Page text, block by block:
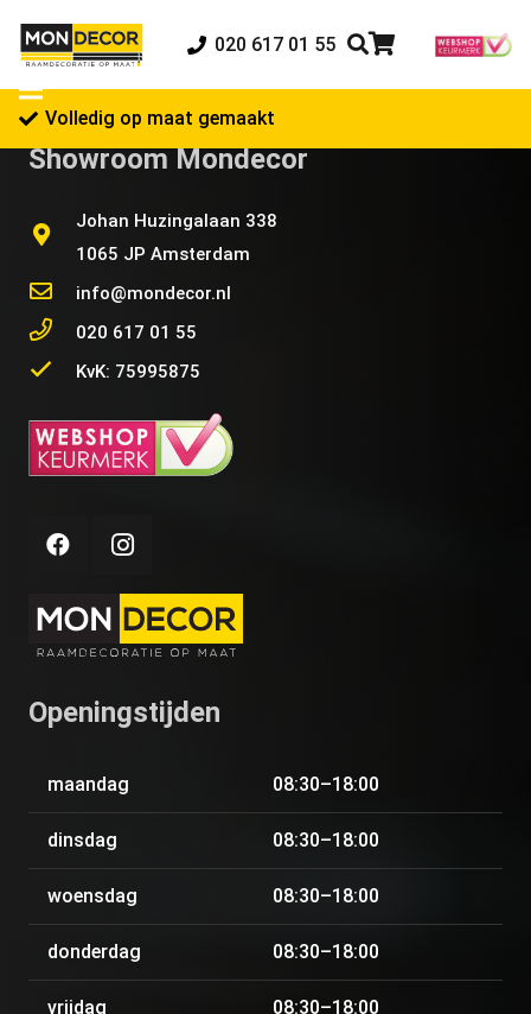
020 617 01 55
Volledig op maat gemaakt
Showroom Mondecor
Johan Huzingalaan 338
1065 JP Amsterdam
info@mondecor.nl
020 617 01 55
KvK: 75995875
Openingstijden
maandag 08:30–18:00
dinsdag 08:30–18:00
woensdag 08:30–18:00
donderdag 08:30–18:00
vrijdag 08:30–18:00